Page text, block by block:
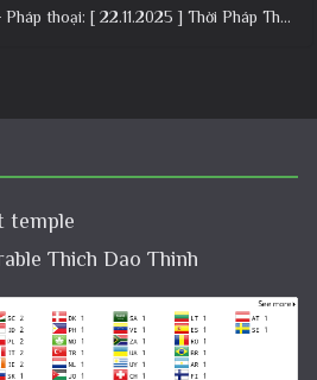
+ Pháp thoại: [ 22.11.2025 ] Thời Pháp Thoại – Khóa Chuyên Tu Chùa Khai Nguyên │ Thầy Thích Đạo
temple
Thich Dao Thinh